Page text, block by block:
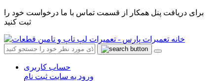
برای دریافت پنل همکار از قسمت تماس با ما درخواست خود را
ثبت کنید
حساب کاربری
ورود به سایت ثبت نام